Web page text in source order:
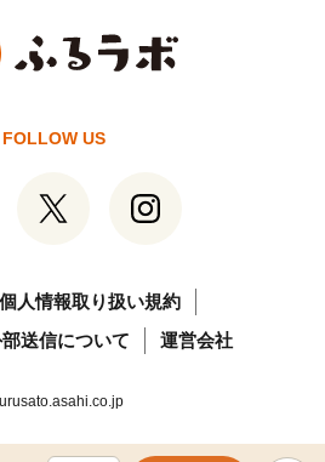
FOLLOW US
個人情報取り扱い規約
送信について
運営会社